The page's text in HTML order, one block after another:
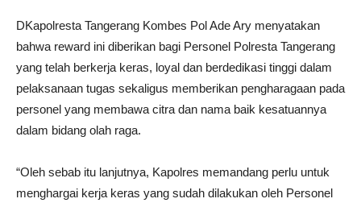
DKapolresta Tangerang Kombes Pol Ade Ary menyatakan
bahwa reward ini diberikan bagi Personel Polresta Tangerang
yang telah berkerja keras, loyal dan berdedikasi tinggi dalam
pelaksanaan tugas sekaligus memberikan pengharagaan pada
personel yang membawa citra dan nama baik kesatuannya
dalam bidang olah raga.
“Oleh sebab itu lanjutnya, Kapolres memandang perlu untuk
menghargai kerja keras yang sudah dilakukan oleh Personel